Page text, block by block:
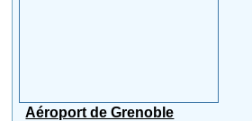
Aéroport de Grenoble